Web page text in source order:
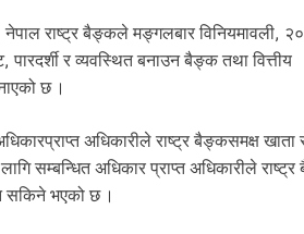
नेपाल राष्ट्र बैङ्कले मङ्गलबार विनियमावली,
र व्यवस्थित बनाउन बैङ्क तथा वित्तीय
छ ।
अधिकारीले राष्ट्र बैङ्कसमक्ष खाता
सम्बन्धित अधिकार प्राप्त अधिकारीले
सकिने भएको छ ।